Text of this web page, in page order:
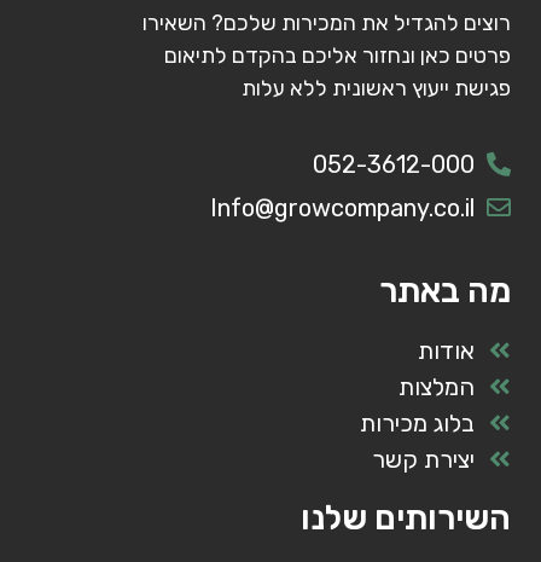
רוצים להגדיל את המכירות שלכם? השאירו
פרטים כאן ונחזור אליכם בהקדם לתיאום
פגישת ייעוץ ראשונית ללא עלות
052-3612-000
Info@growcompany.co.il
מה באתר
אודות
המלצות
בלוג מכירות
יצירת קשר
השירותים שלנו